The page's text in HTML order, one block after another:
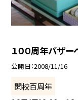
１００周年バザ
公開日 2008/11/16
開校百周年